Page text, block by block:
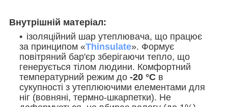
Внутрішній матеріал:
ізоляційний шар утеплювача, що працює
за принципом «Thinsulate». Формує
повітряний бар'єр зберігаючи тепло, що
генерується тілом людини. Комфортний
температурний режим до -20 °С в
сукупності з утеплюючими елементами для
ніг (вовняні, термно-шкарпетки). Не